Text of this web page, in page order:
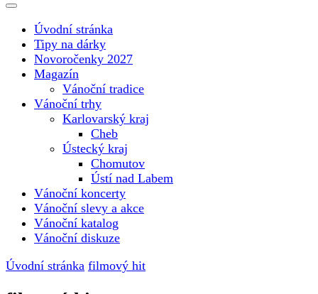
Vánoce v Česku
nejkrásnějším svátku v roce v České republice
Úvodní stránka
Tipy na dárky
Novoročenky 2027
Magazín
Vánoční tradice
Vánoční trhy
Karlovarský kraj
Cheb
Ústecký kraj
Chomutov
Ústí nad Labem
Vánoční koncerty
Vánoční slevy a akce
Vánoční katalog
Vánoční diskuze
Úvodní stránka filmový hit